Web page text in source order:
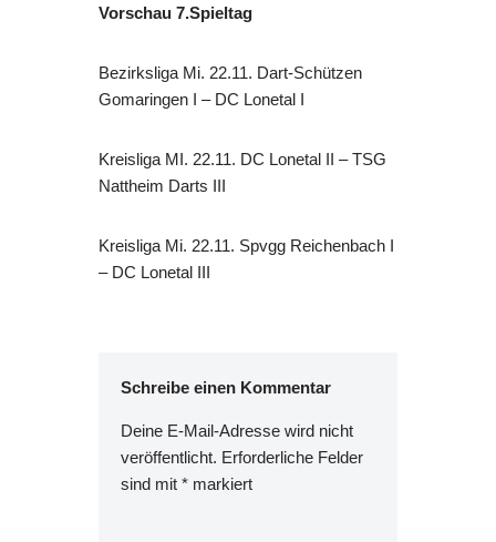
Vorschau 7.Spieltag
Bezirksliga Mi. 22.11. Dart-Schützen
Gomaringen I – DC Lonetal I
Kreisliga MI. 22.11. DC Lonetal II – TSG
Nattheim Darts III
Kreisliga Mi. 22.11. Spvgg Reichenbach I
– DC Lonetal III
Schreibe einen Kommentar
Deine E-Mail-Adresse wird nicht
veröffentlicht. Erforderliche Felder
sind mit * markiert